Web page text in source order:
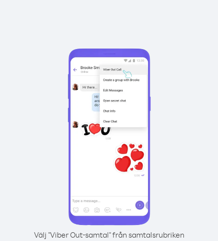
Välj "Viber Out-samtal" från samtalsrubriken